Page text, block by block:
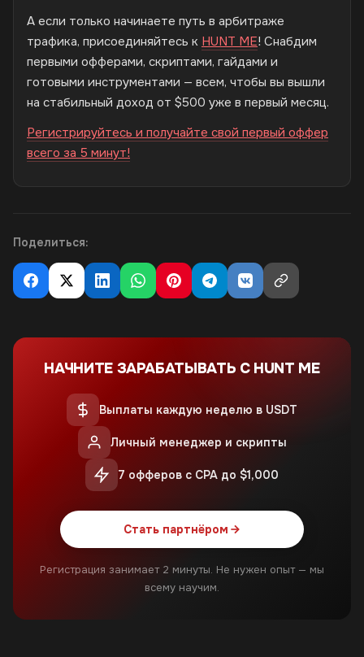
А если только начинаете путь в арбитраже
трафика, присоединяйтесь к HUNT ME! Снабдим
первыми офферами, скриптами, гайдами и
готовыми инструментами — всем, чтобы вы вышли
на стабильный доход от $500 уже в первый месяц.
Регистрируйтесь и получайте свой первый оффер
всего за 5 минут!
Поделиться:
НАЧНИТЕ ЗАРАБАТЫВАТЬ С HUNT ME
Выплаты каждую неделю в USDT
Личный менеджер и скрипты
7 офферов с CPA до $1,000
Стать партнёром
Регистрация занимает 2 минуты. Не нужен опыт — мы
всему научим.